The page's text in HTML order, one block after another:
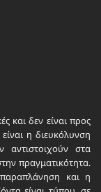
και δεν είναι προς
η διευκόλυνση
αντιστοιχούν στα
πραγματικότητα.
και η